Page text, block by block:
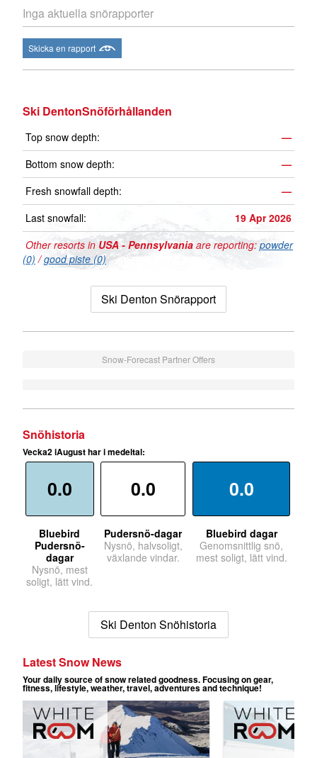
Inga aktuella snörapporter
Skicka en rapport
Ski DentonSnöförhållanden
Top snow depth:
—
Bottom snow depth:
—
Fresh snowfall depth:
—
Last snowfall:
19 Apr 2026
Other resorts in USA - Pennsylvania are reporting: powder
(0) /good piste (0)
Ski Denton Snörapport
Snow-Forecast Partner Offers
Snöhistoria
Vecka2 iAugust har i medeltal:
0.0
Bluebird
Pudersnö-
dagar
Nysnö, mest
soligt, lätt vind.
0.0
Pudersnö-dagar
Nysnö, halvsoligt,
växlande vindar.
0.0
Bluebird dagar
Genomsnittlig snö,
mest soligt, lätt vind.
Ski Denton Snöhistoria